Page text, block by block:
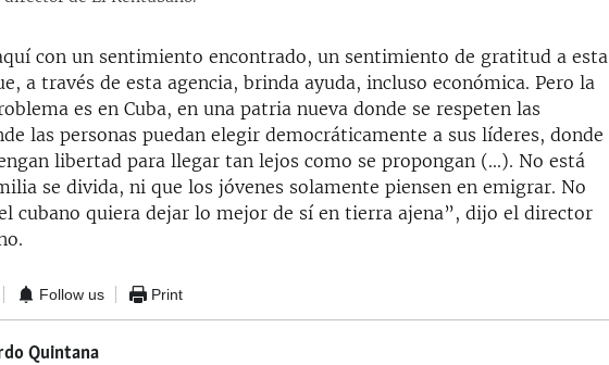
con un sentimiento encontrado, un sentimiento de gratitud a esta
a través de esta agencia, brinda ayuda, incluso económica. Pero la
es en Cuba, en una patria nueva donde se respeten las
las personas puedan elegir democráticamente a sus líderes, donde
libertad para llegar tan lejos como se propongan (...). No está
se divida, ni que los jóvenes solamente piensen en emigrar. No
cubano quiera dejar lo mejor de sí en tierra ajena”, dijo el director
Follow us Print
Quintana